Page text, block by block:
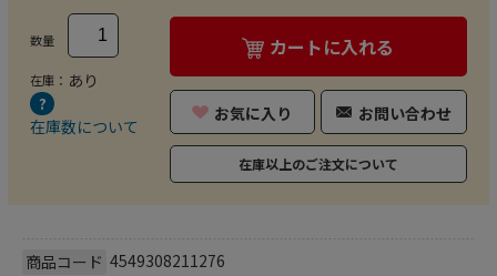
数量
在庫： あり
在庫数について
カートに入れる
お気に入り お問い合わせ
在庫以上のご注文について
商品コード 4549308211276